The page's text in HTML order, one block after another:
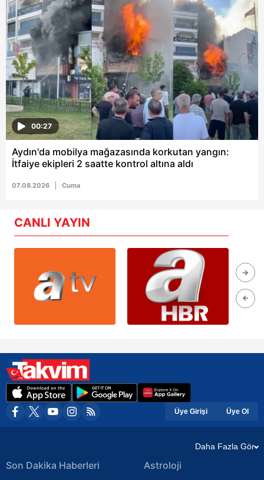
00:27
Aydın'da mobilya mağazasında korkutan yangın:
İtfaiye ekipleri 2 saatte kontrol altına aldı
07.08.2026 Cuma
CANLI YAYIN
Üye Girişi Üye Ol
Daha Fazla Gör
Son Dakika Haberleri Astroloji